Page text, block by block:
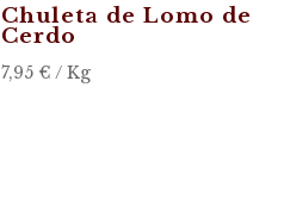
Chuleta de Lomo de
Cerdo
7,95 € / Kg